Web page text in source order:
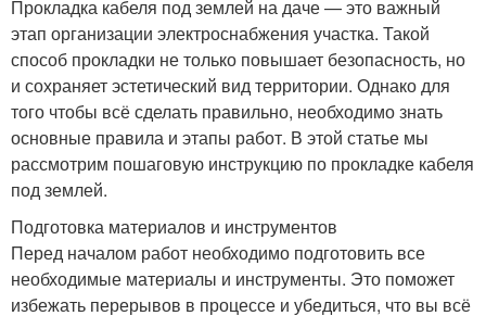
Прокладка кабеля под землей на даче — это важный
этап организации электроснабжения участка. Такой
способ прокладки не только повышает безопасность, но
и сохраняет эстетический вид территории. Однако для
того чтобы всё сделать правильно, необходимо знать
основные правила и этапы работ. В этой статье мы
рассмотрим пошаговую инструкцию по прокладке кабеля
под землей.
Подготовка материалов и инструментов
Перед началом работ необходимо подготовить все
необходимые материалы и инструменты. Это поможет
избежать перерывов в процессе и убедиться, что вы всё